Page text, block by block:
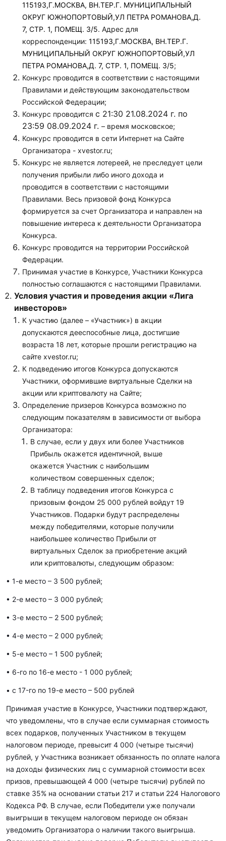
115193,Г.МОСКВА, ВН.ТЕР.Г. МУНИЦИПАЛЬНЫЙ
ОКРУГ ЮЖНОПОРТОВЫЙ,УЛ ПЕТРА РОМАНОВА,Д.
7, СТР. 1, ПОМЕЩ. 3/5. Адрес для
корреспонденции: 115193,Г.МОСКВА, ВН.ТЕР.Г.
МУНИЦИПАЛЬНЫЙ ОКРУГ ЮЖНОПОРТОВЫЙ,УЛ
ПЕТРА РОМАНОВА,Д. 7, СТР. 1, ПОМЕЩ. 3/5;
Конкурс проводится в соответствии с настоящими
Правилами и действующим законодательством
Российской Федерации;
Конкурс проводится с 21:30 21.08.2024 г. по
23:59 08.09.2024 г. – время московское;
Конкурс проводится в сети Интернет на Сайте
Организатора - xvestor.ru;
Конкурс не является лотереей, не преследует цели
получения прибыли либо иного дохода и
проводится в соответствии с настоящими
Правилами. Весь призовой фонд Конкурса
формируется за счет Организатора и направлен на
повышение интереса к деятельности Организатора
Конкурса.
Конкурс проводится на территории Российской
Федерации.
Принимая участие в Конкурсе, Участники Конкурса
полностью соглашаются с настоящими Правилами.
Условия участия и проведения акции «Лига
инвесторов»
К участию (далее – «Участник») в акции
допускаются дееспособные лица, достигшие
возраста 18 лет, которые прошли регистрацию на
сайте xvestor.ru;
К подведению итогов Конкурса допускаются
Участники, оформившие виртуальные Сделки на
акции или криптовалюту на Сайте;
Определение призеров Конкурса возможно по
следующим показателям в зависимости от выбора
Организатора:
В случае, если у двух или более Участников
Прибыль окажется идентичной, выше
окажется Участник с наибольшим
количеством совершенных сделок;
В таблицу подведения итогов Конкурса с
призовым фондом 25 000 рублей войдут 19
Участников. Подарки будут распределены
между победителями, которые получили
наибольшее количество Прибыли от
виртуальных Сделок за приобретение акций
или криптовалюты, следующим образом:
• 1-е место – 3 500 рублей;
• 2-е место – 3 000 рублей;
• 3-е место – 2 500 рублей;
• 4-е место – 2 000 рублей;
• 5-е место – 1 500 рублей;
• 6-го по 16-е место - 1 000 рублей;
• c 17-го по 19-е место – 500 рублей
Принимая участие в Конкурсе, Участники подтверждают,
что уведомлены, что в случае если суммарная стоимость
всех подарков, полученных Участником в текущем
налоговом периоде, превысит 4 000 (четыре тысячи)
рублей, у Участника возникает обязанность по оплате налога
на доходы физических лиц с суммарной стоимости всех
призов, превышающей 4 000 (четыре тысячи) рублей по
ставке 35% на основании статьи 217 и статьи 224 Налогового
Кодекса РФ. В случае, если Победители уже получали
выигрыши в текущем налоговом периоде он обязан
уведомить Организатора о наличии такого выигрыша.